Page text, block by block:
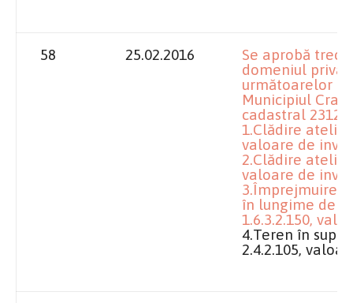
58 25.02.2016
Se aprobă
domeniul
următoarelor
Municipiul
cadastral
1.Clădire
valoare de
2.Clădire
valoare de
3.Împrejmuire
în lungime de
1.6.3.2.150,
4.Teren în
2.4.2.105,